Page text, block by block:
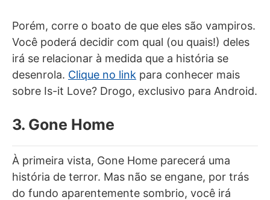
Porém, corre o boato de que eles são vampiros.
Você poderá decidir com qual (ou quais!) deles
irá se relacionar à medida que a história se
desenrola. Clique no link para conhecer mais
sobre Is-it Love? Drogo, exclusivo para Android.
3. Gone Home
À primeira vista, Gone Home parecerá uma
história de terror. Mas não se engane, por trás
do fundo aparentemente sombrio, você irá